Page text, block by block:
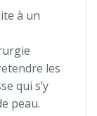
à un
les
qui s’y
peau.